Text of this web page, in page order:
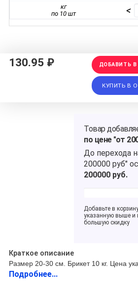
кг
по 10 шт
<
130.95 ₽ ДОБАВИТЬ В
КУПИТЬ В
Краткое описание
Размер 20-30 см. Брикет 10 кг. Цена
Подробнее...
Товар
по цене "от
До перехода
200000 руб"
200000 руб.
Добавьте в
указанную выше и
большую скидку